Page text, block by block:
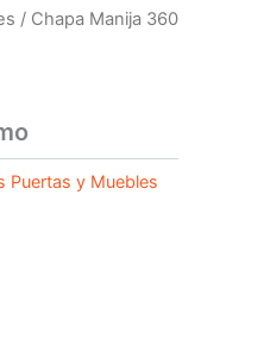
/ Chapa Manija 360
Puertas y Muebles